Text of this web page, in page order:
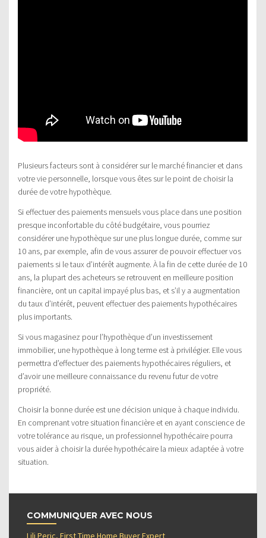
Plusieurs facteurs sont à considérer sur le marché financier et dans
votre vie personnelle, lorsque vous êtes sur le point de choisir la
durée de votre hypothèque.
Si effectuer des paiements mensuels vous place dans une position
presque inconfortable du côté budgétaire, vous pourriez
considérer une hypothèque sur une plus longue durée, comme sur
10 ans, par exemple, afin de vous assurer de pouvoir effectuer vos
paiements si le taux d’intérêt augmente. À la fin de cette durée de 10
ans, la plupart des acheteurs se retrouvent en meilleure position
financière, ont un capital impayé plus bas, et s’il y a augmentation
du taux d’intérêt, peuvent effectuer des paiements hypothécaires
plus importants.
Si vous magasinez pour l’hypothèque d’un investissement
immobilier, une hypothèque à long terme est à privilégier. Elle vous
permettra d’effectuer des paiements hypothécaires réguliers, et
d’avoir une meilleure connaissance du revenu futur de votre
propriété.
Choisir la bonne durée est une décision unique à chaque individu.
En comprenant votre situation financière et en ayant conscience de
votre tolérance au risque, un professionnel hypothécaire pourra
vous aider à choisir la durée hypothécaire la mieux adaptée à votre
situation.
COMMUNIQUER AVEC NOUS